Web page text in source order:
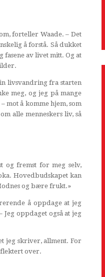
forteller Waade. – Det
å forstå. Så dukket
fasene av livet mitt. Og at
livsvandring fra starten
meg, og jeg på mange
mot å komme hjem, som
alle menneskers liv, så
og fremst for meg selv,
Hovedbudskapet kan
og bære frukt.»
å oppdage at jeg
oppdaget også at jeg
jeg skriver, allment. For
over.